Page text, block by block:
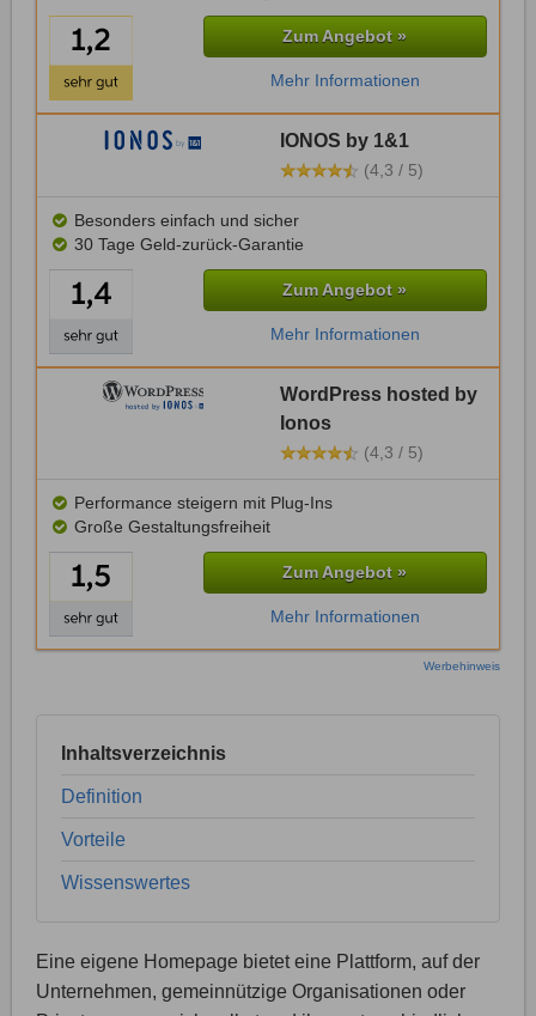
Zum Angebot »
Mehr Informationen
IONOS by 1&1
(4,3 / 5)
Besonders einfach und sicher
30 Tage Geld-zurück-Garantie
Zum Angebot »
Mehr Informationen
WordPress hosted by
Ionos
(4,3 / 5)
Performance steigern mit Plug-Ins
Große Gestaltungsfreiheit
Zum Angebot »
Mehr Informationen
Werbehinweis
Inhaltsverzeichnis
Definition
Vorteile
Wissenswertes
Eine eigene Homepage bietet eine Plattform, auf der
Unternehmen, gemeinnützige Organisationen oder